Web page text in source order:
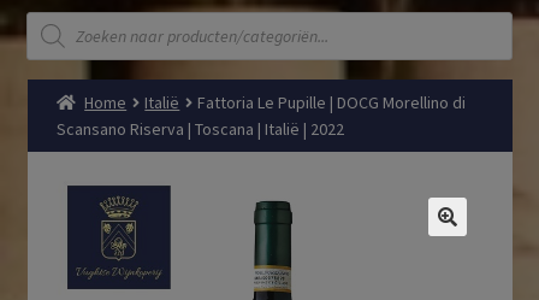
Producten
zoeken
Home Italië
Fattoria Le Pupille | DOCG Morellino di
Scansano Riserva | Toscana | Italië | 2022